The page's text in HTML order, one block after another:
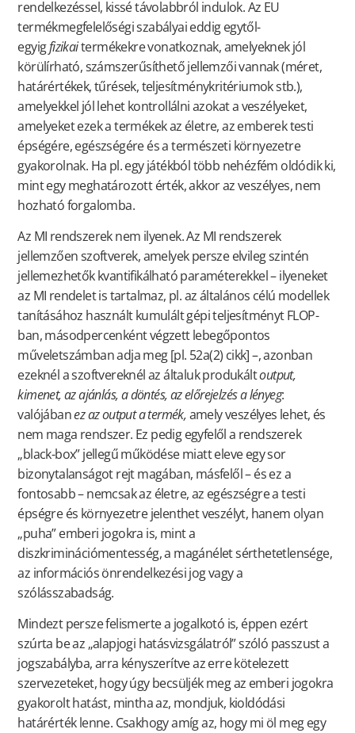
rendelkezéssel, kissé távolabbról indulok. Az EU
termékmegfelelőségi szabályai eddig egytől-
egyigfizikaitermékekre vonatkoznak, amelyeknek jól
körülírható, számszerűsíthető jellemzői vannak (méret,
határértékek, tűrések, teljesítménykritériumok stb.),
amelyekkel jól lehet kontrollálni azokat a veszélyeket,
amelyeket ezek a termékek az életre, az emberek testi
épségére, egészségére és a természeti környezetre
gyakorolnak. Ha pl. egy játékból több nehézfém oldódik ki,
mint egy meghatározott érték, akkor az veszélyes, nem
hozható forgalomba.
Az MI rendszerek nem ilyenek. Az MI rendszerek
jellemzően szoftverek, amelyek persze elvileg szintén
jellemezhetők kvantifikálható paraméterekkel – ilyeneket
az MI rendelet is tartalmaz, pl. az általános célú modellek
tanításához használt kumulált gépi teljesítményt FLOP-
ban, másodpercenként végzett lebegőpontos
műveletszámban adja meg [pl. 52a(2) cikk] –, azonban
ezeknél a szoftvereknél az általuk produkáltoutput,
kimenet, az ajánlás, a döntés, az előrejelzés a lényeg:
valójábanez az output a termék,amely veszélyes lehet, és
nem maga rendszer. Ez pedig egyfelől a rendszerek
„black-box” jellegű működése miatt eleve egy sor
bizonytalanságot rejt magában, másfelől – és ez a
fontosabb – nemcsak az életre, az egészségre a testi
épségre és környezetre jelenthet veszélyt, hanem olyan
„puha” emberi jogokra is, mint a
diszkriminációmentesség, a magánélet sérthetetlensége,
az információs önrendelkezési jog vagy a
szólásszabadság.
Mindezt persze felismerte a jogalkotó is, éppen ezért
szúrta be az „alapjogi hatásvizsgálatról” szóló passzust a
jogszabályba, arra kényszerítve az erre kötelezett
szervezeteket, hogy úgy becsüljék meg az emberi jogokra
gyakorolt hatást, mintha az, mondjuk, kioldódási
határérték lenne. Csakhogy amíg az, hogy mi öl meg egy